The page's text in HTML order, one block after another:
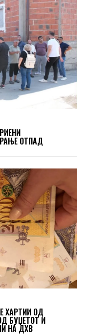
ОТПАД
ХАРТИИ ОД
БУЏЕТОТ И
НА ДХВ